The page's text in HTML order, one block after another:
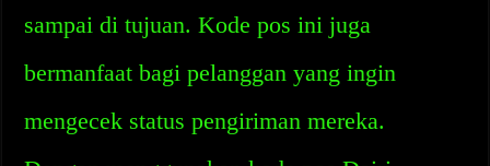
sampai di tujuan. Kode pos ini juga
bermanfaat bagi pelanggan yang ingin
mengecek status pengiriman mereka.